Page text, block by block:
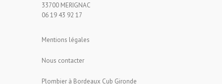
33700 MERIGNAC
06 19 43 92 17
Mentions légales
Nous contacter
Plombier à Bordeaux Cub Gironde